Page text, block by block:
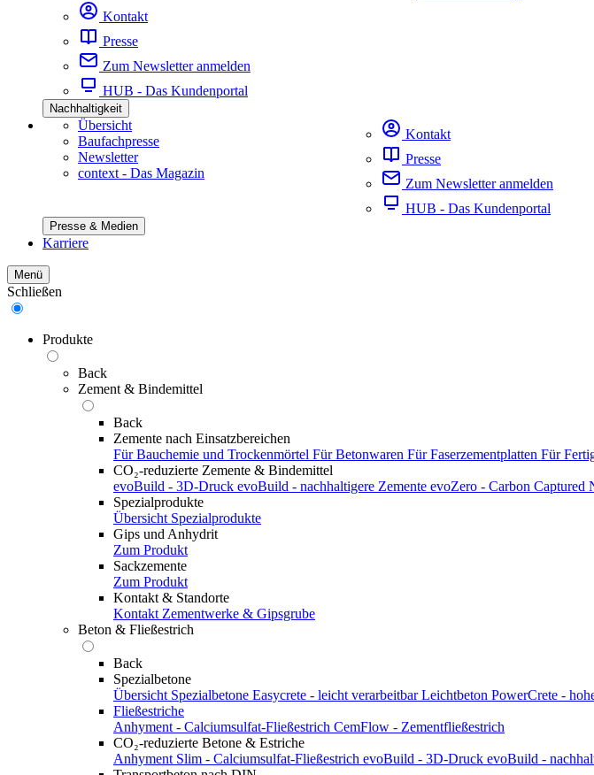
Kontakt
Presse
Zum Newsletter anmelden
HUB - Das Kundenportal
Nachhaltigkeit
Übersicht
Baufachpresse
Newsletter
context - Das Magazin
Kontakt
Presse
Zum Newsletter anmelden
HUB - Das Kundenportal
Presse & Medien
Karriere
Menü
Schließen
Produkte
Back
Zement & Bindemittel
Back
Zemente nach Einsatzbereichen
Für Bauchemie und Trockenmörtel Für Betonwaren Für Faserzementplatten Für
CO₂-reduzierte Zemente & Bindemittel
evoBuild - 3D-Druck evoBuild - nachhaltigere Zemente evoZero - Carbon Captured
Spezialprodukte
Übersicht Spezialprodukte
Gips und Anhydrit
Zum Produkt
Sackzemente
Zum Produkt
Kontakt & Standorte
Kontakt Zementwerke & Gipsgrube
Beton & Fließestrich
Back
Spezialbetone
Übersicht Spezialbetone Easycrete - leicht verarbeitbar Leichtbeton PowerCrete -
Fließestriche
Anhyment - Calciumsulfat-Fließestrich CemFlow - Zementfließestrich
CO₂-reduzierte Betone & Estriche
Anhyment Slim - Calciumsulfat-Fließestrich evoBuild - 3D-Druck evoBuild -